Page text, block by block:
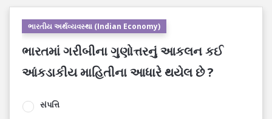
ભારતીય અર્થવ્યવસ્થા (Indian Economy)
ભારતમાં ગરીબીના ગુણોત્તરનું આકલન કઈ
આંકડાકીય માહિતીના આધારે થયેલ છે ?
સંપત્તિ